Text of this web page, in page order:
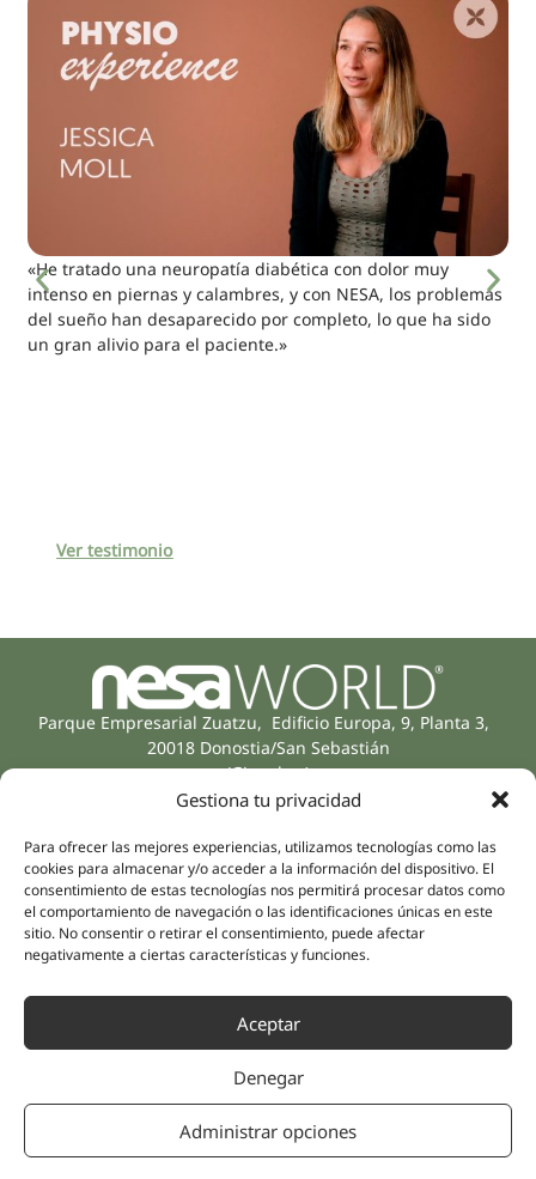
Gestiona tu privacidad
Para ofrecer las mejores experiencias, utilizamos tecnologías como las
cookies para almacenar y/o acceder a la información del dispositivo. El
consentimiento de estas tecnologías nos permitirá procesar datos como
el comportamiento de navegación o las identificaciones únicas en este
sitio. No consentir o retirar el consentimiento, puede afectar
negativamente a ciertas características y funciones.
Aceptar
Denegar
Administrar opciones
«He tratado una neuropatía diabética con dolor muy
intenso en piernas y calambres, y con NESA, los problemas
del sueño han desaparecido por completo, lo que ha sido
un gran alivio para el paciente.»
Ver testimonio
Parque Empresarial Zuatzu, Edificio Europa, 9, Planta 3,
20018 Donostia/San Sebastián
(Gipuzkoa)
Especialidades
Salud íntima
Sports
Salud mental
Neurología y dolor
Medicina interna
Medicina estética
Compañía
Equipo humano
Distribuidores
Partnerships
Nesa Academic
Evidencia científica
Clínicas
Instagram
LinkedIn
Youtube